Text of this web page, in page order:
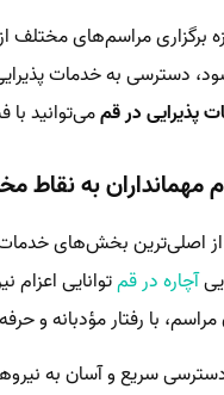
برگزاری مراسم‌های مختلف
دسترسی به خدمات
پذیرایی در قممی‌توانید
مهمانداران به نقاط
اصلی‌ترین بخش‌های خدمات
آچاره در قمتوانایی
مراسم، با رفتار مؤدبانه و
سریع و آسان به